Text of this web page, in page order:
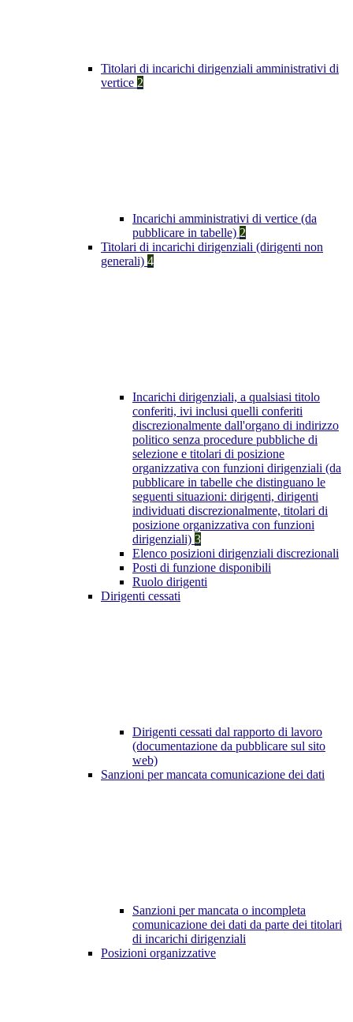
Titolari di incarichi dirigenziali amministrativi di
vertice 2
Incarichi amministrativi di vertice (da
pubblicare in tabelle) 2
Titolari di incarichi dirigenziali (dirigenti non
generali) 4
Incarichi dirigenziali, a qualsiasi titolo
conferiti, ivi inclusi quelli conferiti
discrezionalmente dall'organo di indirizzo
politico senza procedure pubbliche di
selezione e titolari di posizione
organizzativa con funzioni dirigenziali (da
pubblicare in tabelle che distinguano le
seguenti situazioni: dirigenti, dirigenti
individuati discrezionalmente, titolari di
posizione organizzativa con funzioni
dirigenziali) 3
Elenco posizioni dirigenziali discrezionali
Posti di funzione disponibili
Ruolo dirigenti
Dirigenti cessati
Dirigenti cessati dal rapporto di lavoro
(documentazione da pubblicare sul sito
web)
Sanzioni per mancata comunicazione dei dati
Sanzioni per mancata o incompleta
comunicazione dei dati da parte dei titolari
di incarichi dirigenziali
Posizioni organizzative